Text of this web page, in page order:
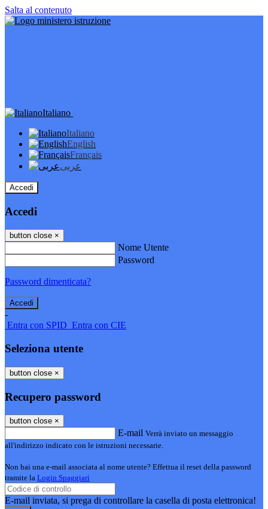
Salta al contenuto
Italiano
Italiano
English
Français
عربى
Accedi
Accedi
button close ×
Nome Utente
Password
Password dimenticata?
-
Entra con SPID Entra con CIE
Seleziona utente
button close ×
Recupero password
button close ×
E-mail Verrà inviato un messaggio
all'indirizzo indicato con le istruzioni necessarie.
Non hai una e-mail associata al nome utente? Effettua il reset della password
tramite la Login Spaggiari
E-mail inviata, si prega di controllare la casella di posta elettronica!